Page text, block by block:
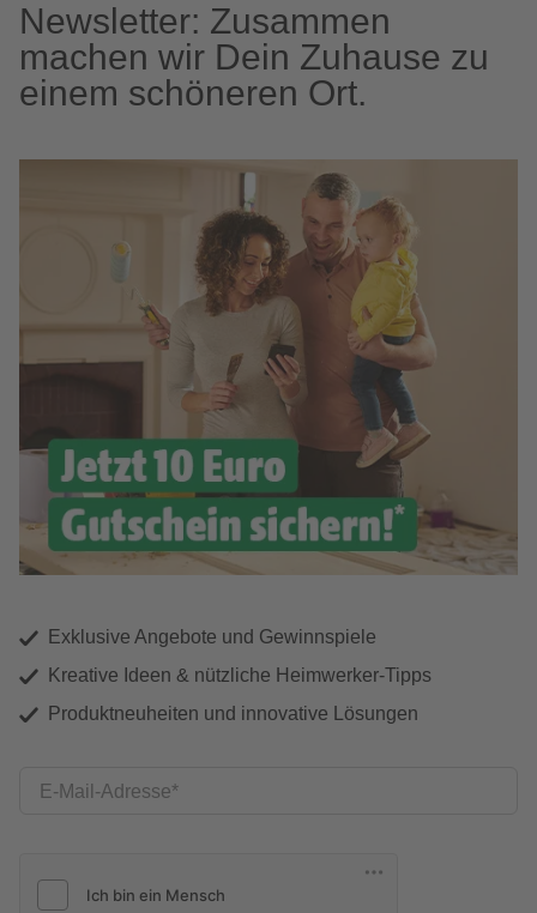
Newsletter: Zusammen
machen wir Dein Zuhause zu
einem schöneren Ort.
Exklusive Angebote und Gewinnspiele
Kreative Ideen & nützliche Heimwerker-Tipps
Produktneuheiten und innovative Lösungen
E-Mail-Adresse